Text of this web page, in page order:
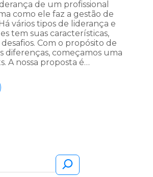
de um profissional
como ele faz a gestão de
vários tipos de liderança e
tem suas características,
Com o propósito de
diferenças, começamos uma
A nossa proposta é…